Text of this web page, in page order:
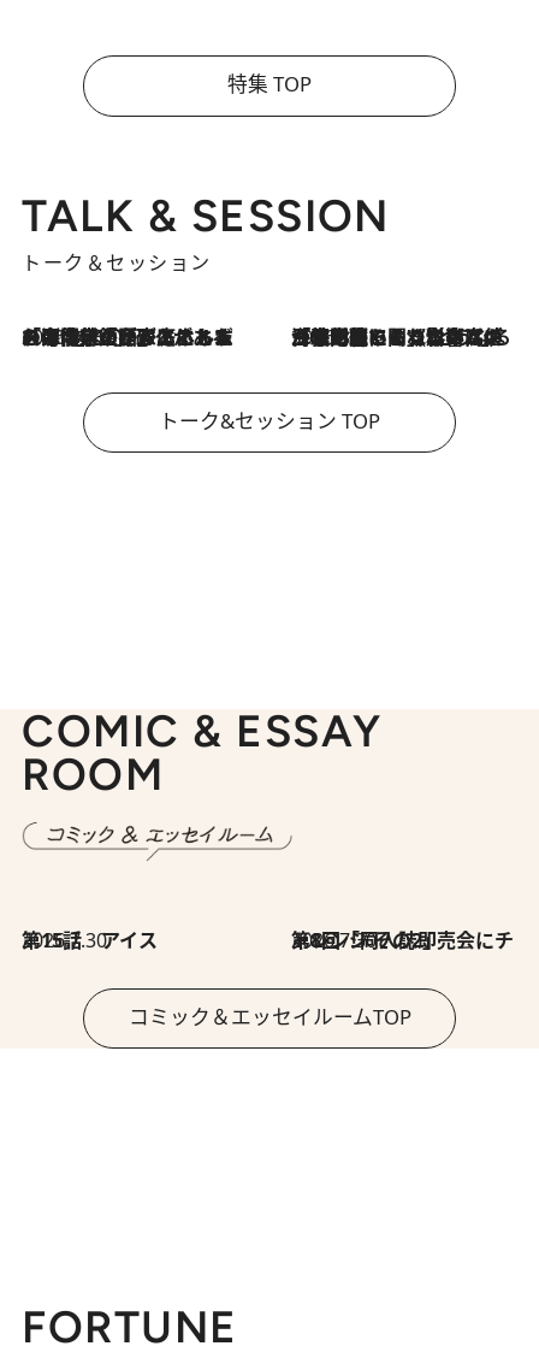
特集 TOP
TALK & SESSION
トーク＆セッション
2026.8.3
「今後値上げがあるとすれば…」「リスクがあるのは今年の冬」エネルギー専門家が語る、ホルムズ海峡封鎖が家庭にもたらす“ある心配” 2026.8.3
「住宅建てられない…」「サーチャージ料の高値が続いている」ホルムズ海峡封鎖による影響はいつまで続く？《エネルギー専門家に聞く“どうなる日本の暮らし”》
トーク&セッション TOP
COMIC & ESSAY
ROOM
2026.7.30
第15話 アイス 2026.7.30
第8回「同人誌即売会にチャレンジ その2」
コミック＆エッセイルームTOP
FORTUNE